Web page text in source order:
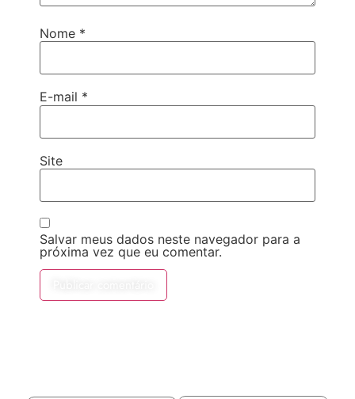
Nome *
E-mail *
Site
Salvar meus dados neste navegador para a
próxima vez que eu comentar.